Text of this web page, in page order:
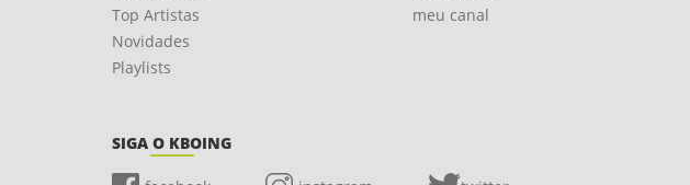
Top Artistas
Novidades
Playlists
meu canal
SIGA O KBOING